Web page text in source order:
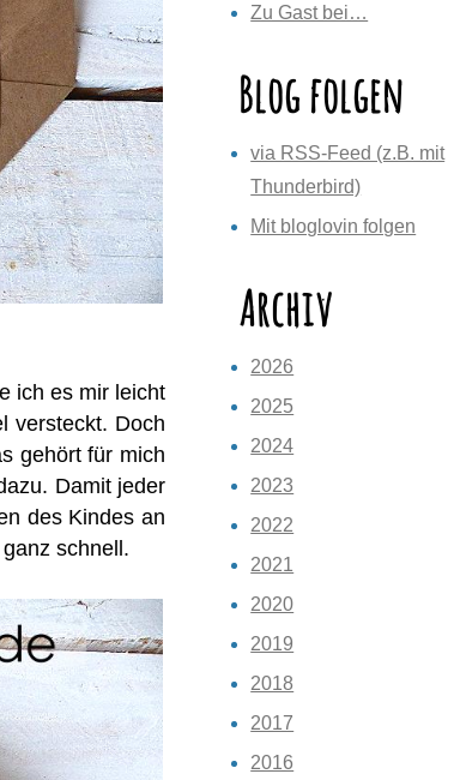
ich es mir leicht
versteckt. Doch
gehört für mich
Damit jeder
des Kindes an
schnell.
Zu Gast bei…
Blog folgen
via RSS-Feed (z.B. mit
Thunderbird)
Mit bloglovin folgen
Archiv
2026
2025
2024
2023
2022
2021
2020
2019
2018
2017
2016